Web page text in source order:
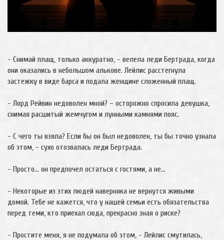
- Снимай плащ, только аккуратно, - велела леди Бертрада, когда
они оказались в небольшом алькове. Лейлис расстегнула
застежку в виде барса и подала женщине сложенный плащ.
- Лорд Рейвин недоволен мной? – осторожно спросила девушка,
снимая расшитый жемчугом и лунными камнями пояс.
- С чего ты взяла? Если бы он был недоволен, ты бы точно узнала
об этом, - сухо отозвалась леди Бертрада.
- Просто… он предпочел остаться с гостями, а не…
- Некоторые из этих людей наверняка не вернутся живыми
домой. Тебе не кажется, что у нашей семьи есть обязательства
перед теми, кто приехал сюда, прекрасно зная о риске?
- Простите меня, я не подумала об этом, - Лейлис смутилась,